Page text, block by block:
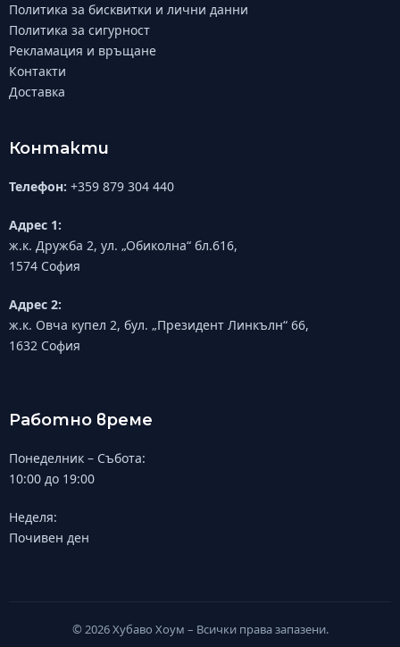
Политика за бисквитки и лични данни
Политика за сигурност
Рекламация и връщане
Контакти
Доставка
Контакти
Телефон: +359 879 304 440
Адрес 1:
ж.к. Дружба 2, ул. „Обиколна“ бл.616,
1574 София
Адрес 2:
ж.к. Овча купел 2, бул. „Президент Линкълн“ 66,
1632 София
Работно време
Понеделник – Събота:
10:00 до 19:00
Неделя:
Почивен ден
© 2026 Хубаво Хоум – Всички права запазени.